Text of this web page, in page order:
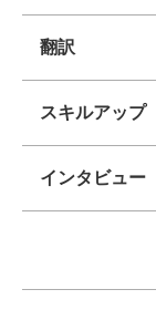
翻訳
スキルアップ
インタビュー